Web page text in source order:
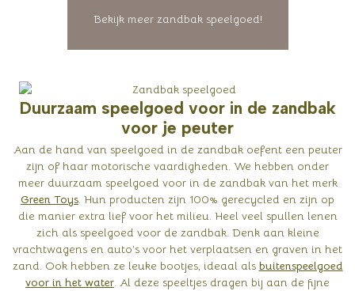
Bekijk meer zandbak speelgoed!
Duurzaam speelgoed voor in de zandbak
voor je peuter
Aan de hand van speelgoed in de zandbak oefent een peuter
zijn of haar motorische vaardigheden. We hebben onder
meer duurzaam speelgoed voor in de zandbak van het merk
Green Toys. Hun producten zijn 100% gerecycled en zijn op
die manier extra lief voor het milieu. Heel veel spullen lenen
zich als speelgoed voor de zandbak. Denk aan kleine
vrachtwagens en auto’s voor het verplaatsen en graven in het
zand. Ook hebben ze leuke bootjes, ideaal als buitenspeelgoed
voor in het water. Al deze speeltjes dragen bij aan de fijne